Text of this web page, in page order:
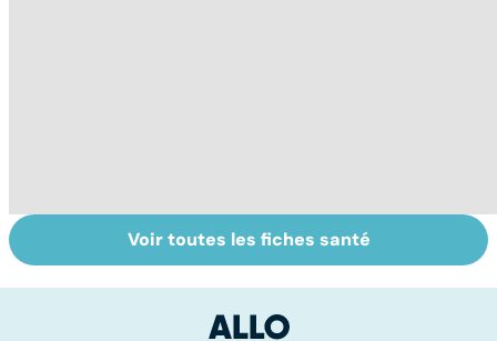
Virus du Nil
occidental : ce
Le tramadol, un
médicament à
Voir toutes les fiches santé